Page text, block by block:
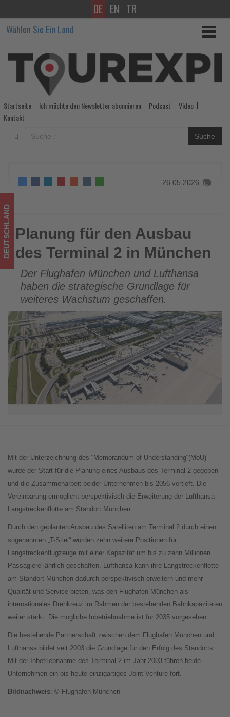
Planung
für
den
Ausbau
des
Terminal
2
München
-
Wissen,
was
im
Tourismus
los
ist!
DE EN TR
Wählen Sie Ein Land
Startseite Ich möchte den Newsletter abonnieren Podcast
Video
Kontakt
Suche
26.05.2026
Planung für den Ausbau des Terminal 2 in München
DEUTSCHLAND Planung für den Ausbau
des Terminal 2 in München
Der Flughafen München und Lufthansa
haben die strategische Grundlage für
weiteres Wachstum geschaffen.
Mit der Unterzeichnung des “Memorandum of Understanding“(MoU)
wurde der Start für die Planung eines Ausbaus des Terminal 2 gegeben
und die Zusammenarbeit beider Unternehmen bis 2056 vertieft. Die
Vereinbarung ermöglicht perspektivisch die Erweiterung der Lufthansa
Langstreckenflotte am Standort München.
Durch den geplanten Ausbau des Satelliten am Terminal 2 durch einen
sogenannten „T-Stiel“ würden zehn weitere Positionen für
Langstreckenflugzeuge mit einer Kapazität um bis zu zehn Millionen
Passagiere jährlich geschaffen. Lufthansa kann ihre Langstreckenflotte
am Standort München dadurch perspektivisch erweitern und mehr
Qualität und Service bieten, was den Flughafen München als
internationales Drehkreuz im Rahmen der bestehenden Bahnkapazitäten
weiter stärkt. Die mögliche Inbetriebnahme ist für 2035 vorgesehen.
Die bestehende Partnerschaft zwischen dem Flughafen München und
Lufthansa bildet seit 2003 die Grundlage für den Erfolg des Standorts.
Mit der Inbetriebnahme des Terminal 2 im Jahr 2003 führen beide
Unternehmen ein bis heute einzigartiges Joint Venture fort.
Bildnachweis: © Flughafen München